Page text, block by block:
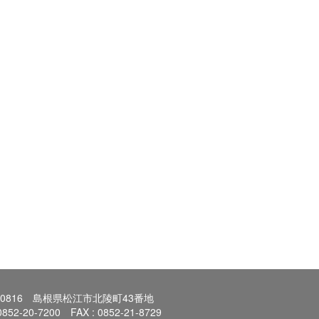
島根県松江市北陵町43番地
20-7200 FAX : 0852-21-8729